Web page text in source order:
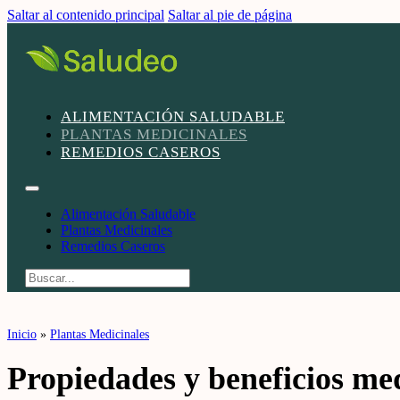
Saltar al contenido principal Saltar al pie de página
ALIMENTACIÓN SALUDABLE
PLANTAS MEDICINALES
REMEDIOS CASEROS
Alimentación Saludable
Plantas Medicinales
Remedios Caseros
Buscar
Inicio » Plantas Medicinales
Propiedades y beneficios